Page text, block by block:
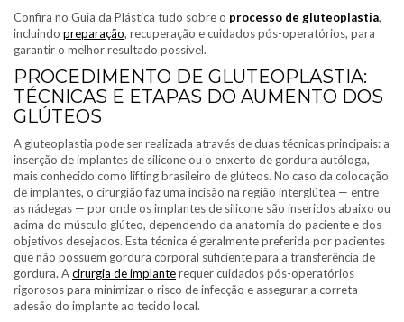
Confira no Guia da Plástica tudo sobre o processo de gluteoplastia,
incluindo preparação, recuperação e cuidados pós-operatórios, para
garantir o melhor resultado possível.
PROCEDIMENTO DE GLUTEOPLASTIA:
TÉCNICAS E ETAPAS DO AUMENTO DOS
GLÚTEOS
A gluteoplastia pode ser realizada através de duas técnicas principais: a
inserção de implantes de silicone ou o enxerto de gordura autóloga,
mais conhecido como lifting brasileiro de glúteos. No caso da colocação
de implantes, o cirurgião faz uma incisão na região interglútea — entre
as nádegas — por onde os implantes de silicone são inseridos abaixo ou
acima do músculo glúteo, dependendo da anatomia do paciente e dos
objetivos desejados. Esta técnica é geralmente preferida por pacientes
que não possuem gordura corporal suficiente para a transferência de
gordura. Acirurgia de implanterequer cuidados pós-operatórios
rigorosos para minimizar o risco de infecção e assegurar a correta
adesão do implante ao tecido local.